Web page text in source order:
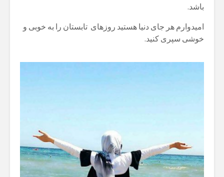
باشد.
امیدوارم هر جای دنیا هستید روزهای تابستان را به خوبی و
خوشی سپری کنید.